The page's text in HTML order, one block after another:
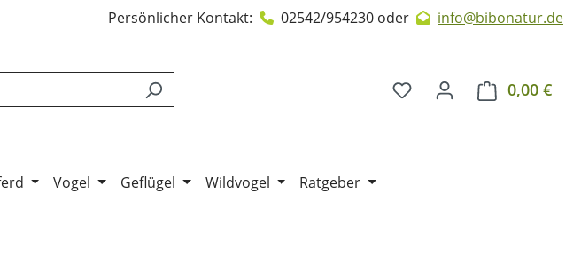
Persönlicher Kontakt: 02542/954230 oder info@bibonatur.de
0,00 €
Vogel Geflügel Wildvogel Ratgeber